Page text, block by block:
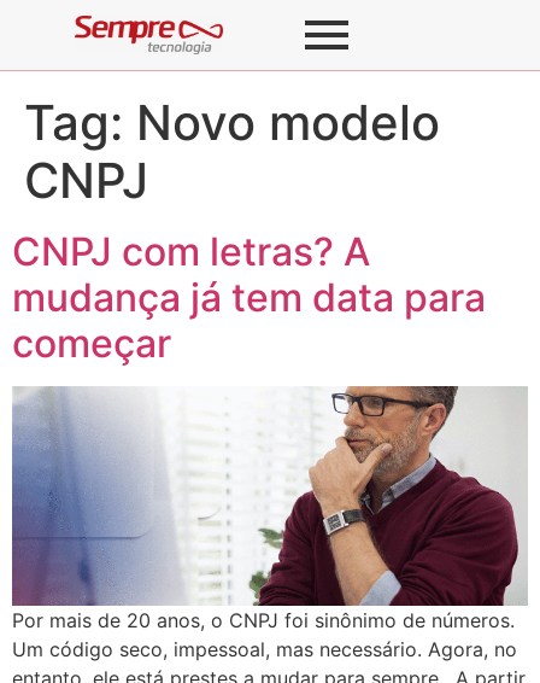
Tag: Novo modelo
CNPJ
CNPJ com letras? A
mudança já tem data para
começar
Por mais de 20 anos, o CNPJ foi sinônimo de números.
Um código seco, impessoal, mas necessário. Agora, no
entanto, ele está prestes a mudar para sempre. A partir